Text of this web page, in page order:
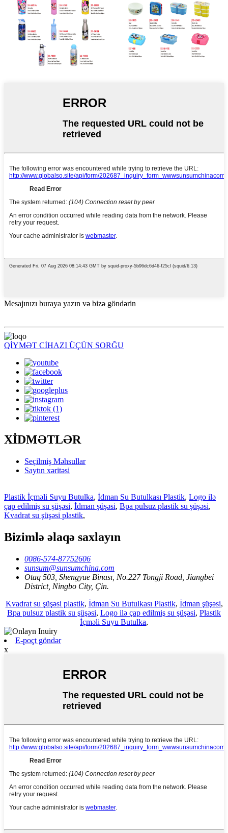
Mesajınızı buraya yazın və bizə göndərin
QİYMƏT CİHAZI ÜÇÜN SORĞU
XİDMƏTLƏR
Seçilmiş Məhsullar
Saytın xəritəsi
Plastik İçməli Suyu Butulka, İdman Su Butulkası Plastik, Logo ilə
çap edilmiş su şüşəsi, İdman şüşəsi, Bpa pulsuz plastik su şüşəsi,
Kvadrat su şüşəsi plastik,
Bizimlə əlaqə saxlayın
0086-574-87752606
sunsum@sunsumchina.com
Otaq 503, Shengyue Binası, No.227 Tongji Road, Jiangbei
District, Ningbo City, Çin.
Kvadrat su şüşəsi plastik, İdman Su Butulkası Plastik, İdman şüşəsi,
Bpa pulsuz plastik su şüşəsi, Logo ilə çap edilmiş su şüşəsi, Plastik
İçməli Suyu Butulka,
E-poçt göndər
x